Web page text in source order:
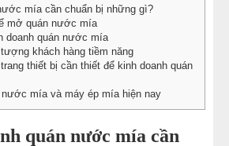
mía cần chuẩn bị những gì?
mở quán nước mía
doanh quán nước mía
khách hàng tiềm năng
thiết bị cần thiết để kinh doanh quán
mía và máy ép mía hiện nay
quán nước mía cần